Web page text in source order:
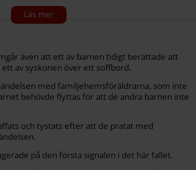
under kortare eller längre tid, ibland under
utreda och godkänna familjehem innan ett
för barnet och för att följa upp att
trygghet, omsorg och en stabil vardag samt
barnets vårdnadshavare.
även att ett av barnen tidigt berättade att
av syskonen över ett soffbord.
med familjehemsföräldrarna, som inte
behövde flyttas för att de andra barnen inte
och tystats efter att de pratat med
på den första signalen i det här fallet.